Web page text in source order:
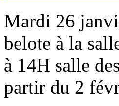
Mardi 26
belote à la
à 14H salle
partir du 2